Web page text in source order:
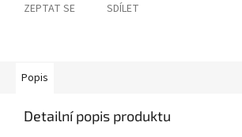
ZEPTAT SE SDÍLET
Popis
Detailní popis produktu